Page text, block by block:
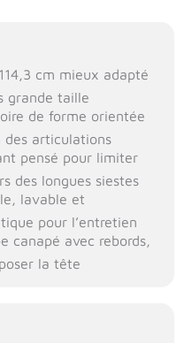
cm mieux adapté
grande taille
de forme orientée
articulations
pensé pour limiter
des longues siestes
lavable et
pour l’entretien
canapé avec rebords,
la tête